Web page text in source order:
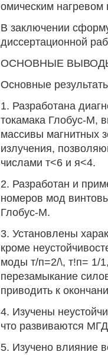
омическим нагревом
В заключении
диссертационной
ОСНОВНЫЕ
Основные
1. Разработана
токамака Глобус-М,
массивы магнитных
излучения,
числами т<6 и я<4.
2. Разработан и
номеров мод
Глобус-М.
3. Установлены
кроме
моды т/п=2/\, т!п= 1/
перезамыкание
приводить к
4. Изучены
что развиваются
5. Изучено влияние